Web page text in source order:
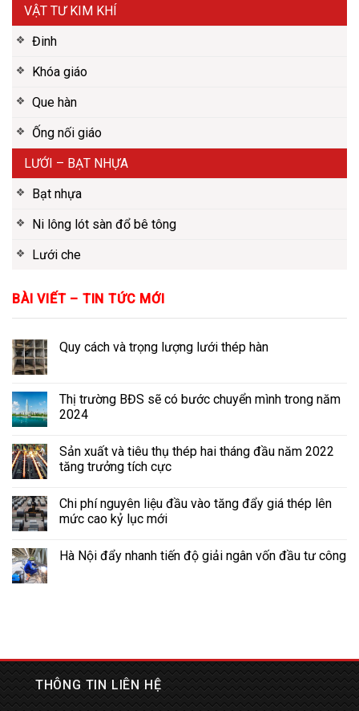
VẬT TƯ KIM KHÍ
Đinh
Khóa giáo
Que hàn
Ống nối giáo
LƯỚI – BẠT NHỰA
Bạt nhựa
Ni lông lót sàn đổ bê tông
Lưới che
BÀI VIẾT – TIN TỨC MỚI
Quy cách và trọng lượng lưới thép hàn
Thị trường BĐS sẽ có bước chuyển mình trong năm
2024
Sản xuất và tiêu thụ thép hai tháng đầu năm 2022
tăng trưởng tích cực
Chi phí nguyên liệu đầu vào tăng đẩy giá thép lên
mức cao kỷ lục mới
Hà Nội đẩy nhanh tiến độ giải ngân vốn đầu tư công
THÔNG TIN LIÊN HỆ